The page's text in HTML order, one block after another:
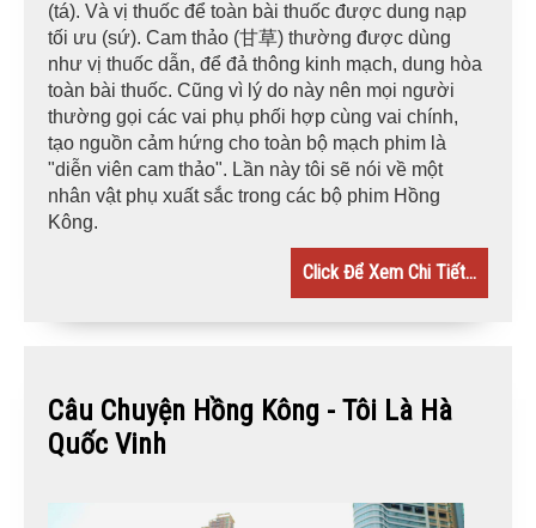
(tá). Và vị thuốc để toàn bài thuốc được dung nạp
tối ưu (sứ). Cam thảo (甘草) thường được dùng
như vị thuốc dẫn, để đả thông kinh mạch, dung hòa
toàn bài thuốc. Cũng vì lý do này nên mọi người
thường gọi các vai phụ phối hợp cùng vai chính,
tạo nguồn cảm hứng cho toàn bộ mạch phim là
"diễn viên cam thảo". Lần này tôi sẽ nói về một
nhân vật phụ xuất sắc trong các bộ phim Hồng
Kông.
Click Để Xem Chi Tiết...
Câu Chuyện Hồng Kông - Tôi Là Hà
Quốc Vinh